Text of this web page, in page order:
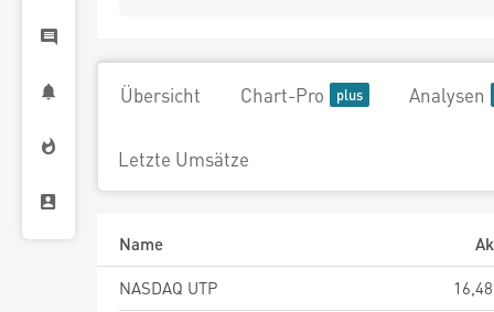
Übersicht Chart-Pro Analysen
Letzte Umsätze
Name
NASDAQ UTP
16,48